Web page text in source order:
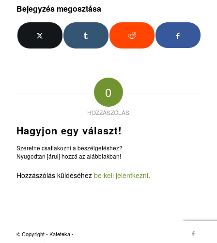
Bejegyzés megosztása
0
HOZZÁSZÓLÁS
Hagyjon egy választ!
Szeretne csatlakozni a beszélgetéshez?
Nyugodtan járulj hozzá az alábbiakban!
Hozzászólás küldéséhez be kell jelentkezni.
© Copyright - Kateteka -